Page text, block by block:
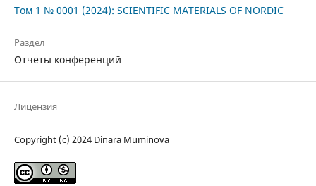
Том 1 № 0001 (2024): SCIENTIFIC MATERIALS OF NORDIC
Раздел
Отчеты конференций
Лицензия
Copyright (c) 2024 Dinara Muminova